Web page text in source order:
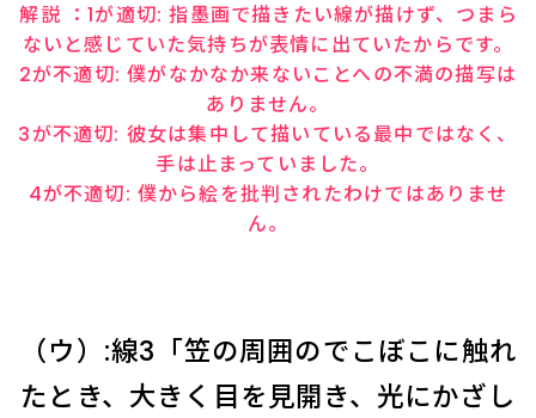
解説 ：1が適切: 指墨画で描きたい線が描けず、つまら
ないと感じていた気持ちが表情に出ていたからです。
2が不適切: 僕がなかなか来ないことへの不満の描写は
ありません。
3が不適切: 彼女は集中して描いている最中ではなく、
手は止まっていました。
4が不適切: 僕から絵を批判されたわけではありませ
ん。
（ウ）:線3「笠の周囲のでこぼこに触れ
たとき、大きく目を見開き、光にかざし